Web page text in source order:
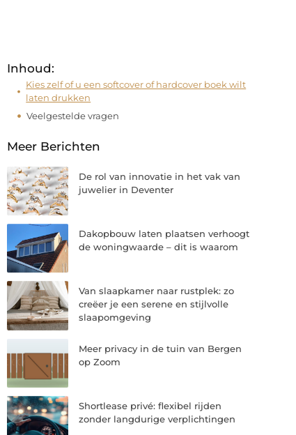
Inhoud:
Kies zelf of u een softcover of hardcover boek wilt
laten drukken
Veelgestelde vragen
Meer Berichten
De rol van innovatie in het vak van
juwelier in Deventer
Dakopbouw laten plaatsen verhoogt
de woningwaarde – dit is waarom
Van slaapkamer naar rustplek: zo
creëer je een serene en stijlvolle
slaapomgeving
Meer privacy in de tuin van Bergen
op Zoom
Shortlease privé: flexibel rijden
zonder langdurige verplichtingen